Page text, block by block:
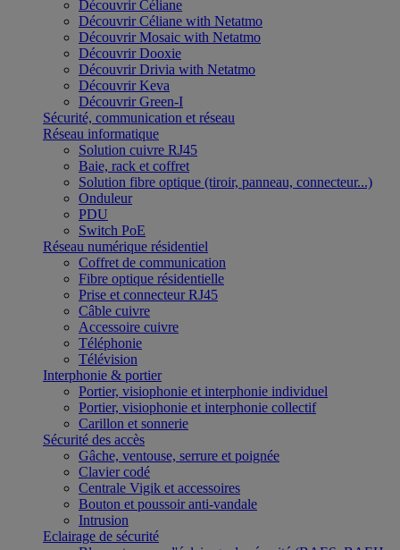
Découvrir Céliane
Découvrir Céliane with Netatmo
Découvrir Mosaic with Netatmo
Découvrir Dooxie
Découvrir Drivia with Netatmo
Découvrir Keva
Découvrir Green-I
Sécurité, communication et réseau
Réseau informatique
Solution cuivre RJ45
Baie, rack et coffret
Solution fibre optique (tiroir, panneau, connecteur...)
Onduleur
PDU
Switch PoE
Réseau numérique résidentiel
Coffret de communication
Fibre optique résidentielle
Prise et connecteur RJ45
Câble cuivre
Accessoire cuivre
Téléphonie
Télévision
Interphonie & portier
Portier, visiophonie et interphonie individuel
Portier, visiophonie et interphonie collectif
Carillon et sonnerie
Sécurité des accès
Gâche, ventouse, serrure et poignée
Clavier codé
Centrale Vigik et accessoires
Bouton et poussoir anti-vandale
Intrusion
Eclairage de sécurité